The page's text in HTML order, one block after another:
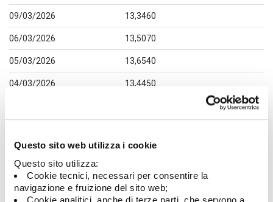
Questo sito web utilizza i cookie
Questo sito utilizza:
Cookie tecnici, necessari per consentire la
navigazione e fruizione del sito web;
Cookie analitici, anche di terze parti, che servono a
09/03/2026 13,3460
06/03/2026 13,5070
05/03/2026 13,6540
04/03/2026 13,4450
27/02/2026 14,0800
26/02/2026 14,1040
25/02/2026 13,9660